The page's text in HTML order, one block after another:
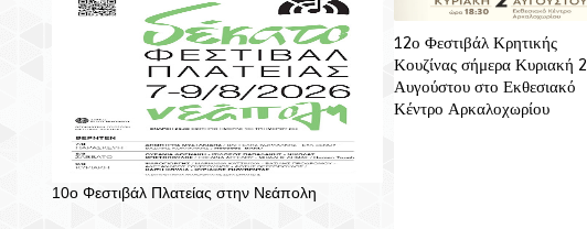
10ο Φεστιβάλ Πλατείας στην Νεάπολη
12ο Φεστιβάλ Κρητικής
Κουζίνας σήμερα Κυριακή 2
Αυγούστου στο Εκθεσιακό
Κέντρο Αρκαλοχωρίου